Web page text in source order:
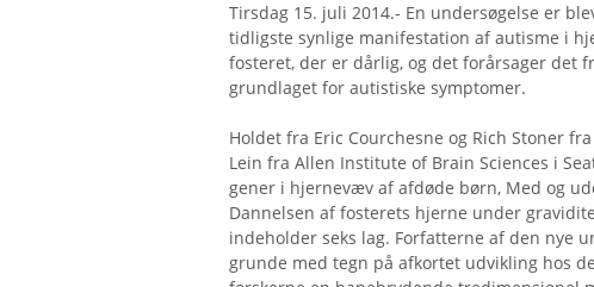
Tirsdag 15. juli 2014.- En undersøgelse er
tidligste synlige manifestation af autisme i
fosteret, der er dårlig, og det forårsager det
grundlaget for autistiske symptomer.
Holdet fra Eric Courchesne og Rich Stoner
Lein fra Allen Institute of Brain Sciences i
gener i hjernevæv af afdøde børn, Med og
Dannelsen af ​​fosterets hjerne under
indeholder seks lag. Forfatterne af den nye
grunde med tegn på afkortet udvikling hos